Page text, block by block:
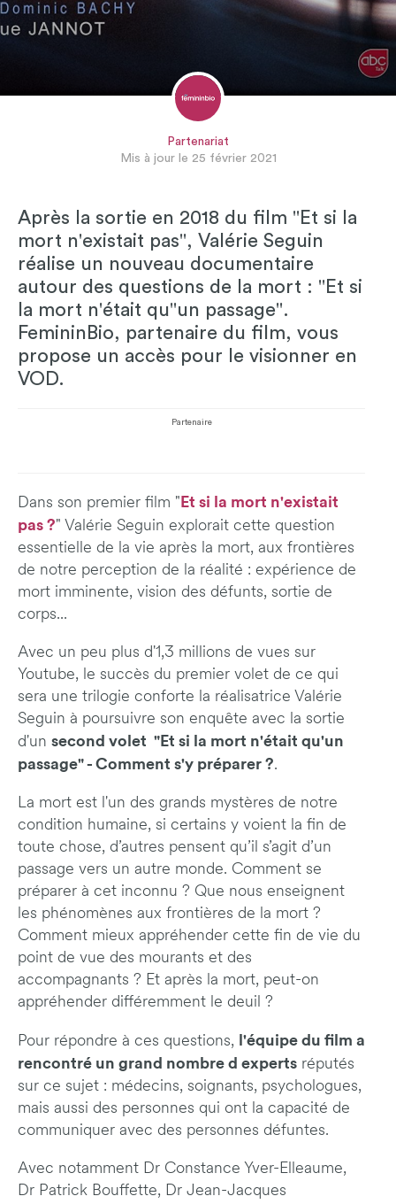
Partenariat
Mis à jour le 25 février 2021
Après la sortie en 2018 du film "Et si la
mort n'existait pas", Valérie Seguin
réalise un nouveau documentaire
autour des questions de la mort : "Et si
la mort n'était qu"un passage".
FemininBio, partenaire du film, vous
propose un accès pour le visionner en
VOD.
Partenaire
Dans son premier film " Et si la mort n'existait
pas ?" Valérie Seguin explorait cette question
essentielle de la vie après la mort, aux frontières
de notre perception de la réalité : expérience de
mort imminente, vision des défunts, sortie de
corps...
Avec un peu plus d'1,3 millions de vues sur
Youtube, le succès du premier volet de ce qui
sera une trilogie conforte la réalisatrice Valérie
Seguin à poursuivre son enquête avec la sortie
d'un second volet "Et si la mort n'était qu'un
passage" - Comment s'y préparer ?.
La mort est l'un des grands mystères de notre
condition humaine, si certains y voient la fin de
toute chose, d’autres pensent qu’il s’agit d’un
passage vers un autre monde. Comment se
préparer à cet inconnu ? Que nous enseignent
les phénomènes aux frontières de la mort ?
Comment mieux appréhender cette fin de vie du
point de vue des mourants et des
accompagnants ? Et après la mort, peut-on
appréhender différemment le deuil ?
Pour répondre à ces questions, l'équipe du film a
rencontré un grand nombre d experts réputés
sur ce sujet : médecins, soignants, psychologues,
mais aussi des personnes qui ont la capacité de
communiquer avec des personnes défuntes.
Avec notamment Dr Constance Yver-Elleaume,
Dr Patrick Bouffette, Dr Jean-Jacques